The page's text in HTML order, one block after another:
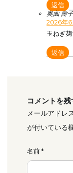
返信
奥薗 壽子
2026年6
玉ねぎ
返信
コメントを残
メールアドレ
が付いている
名前*